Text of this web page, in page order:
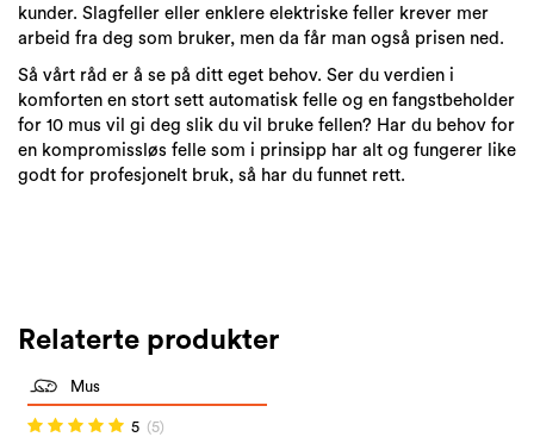
kunder. Slagfeller eller enklere elektriske feller krever mer
arbeid fra deg som bruker, men da får man også prisen ned.
Så vårt råd er å se på ditt eget behov. Ser du verdien i
komforten en stort sett automatisk felle og en fangstbeholder
for 10 mus vil gi deg slik du vil bruke fellen? Har du behov for
en kompromissløs felle som i prinsipp har alt og fungerer like
godt for profesjonelt bruk, så har du funnet rett.
Relaterte produkter
Mus
5 (5)